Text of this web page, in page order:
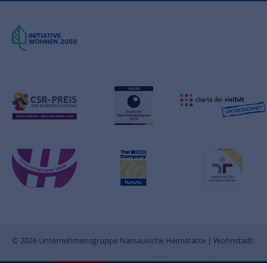
© 2026 Unternehmensgruppe Nassauische Heimstätte | Wohnstadt